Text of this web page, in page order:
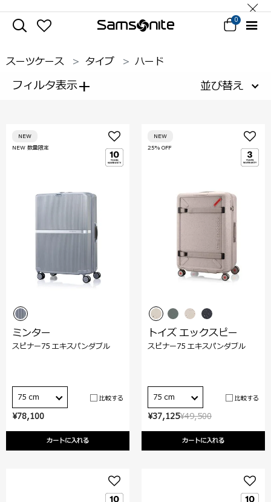
0
スーツケース タイプ ハード
フィルタ表示+ 並び替え
¥78,100
カートに入れる
NEW 数量限定
NEW
ミンター
スピナー75 エキスパンダブル
75 cm 比較する
¥49,500
¥37,125
カートに入れる
25% OFF
NEW
トイズ エックスピー
スピナー75 エキスパンダブル
75 cm 比較する